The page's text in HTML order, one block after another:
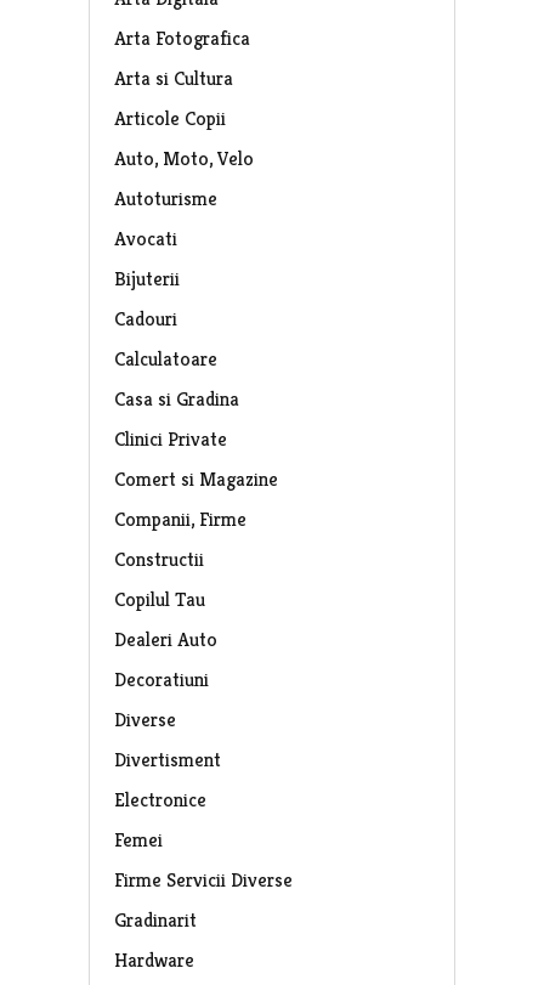
Arta Fotografica
Arta si Cultura
Articole Copii
Auto, Moto, Velo
Autoturisme
Avocati
Bijuterii
Cadouri
Calculatoare
Casa si Gradina
Clinici Private
Comert si Magazine
Companii, Firme
Constructii
Copilul Tau
Dealeri Auto
Decoratiuni
Diverse
Divertisment
Electronice
Femei
Firme Servicii Diverse
Gradinarit
Hardware